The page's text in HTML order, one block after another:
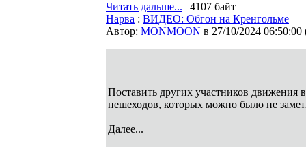
Читать дальше... | 4107 байт
Нарва : ВИДЕО: Обгон на Кренгольме
Автор: MONMOON в 27/10/2024 06:50:00
Поставить других участников
пешеходов, которых можно было не
Далее...